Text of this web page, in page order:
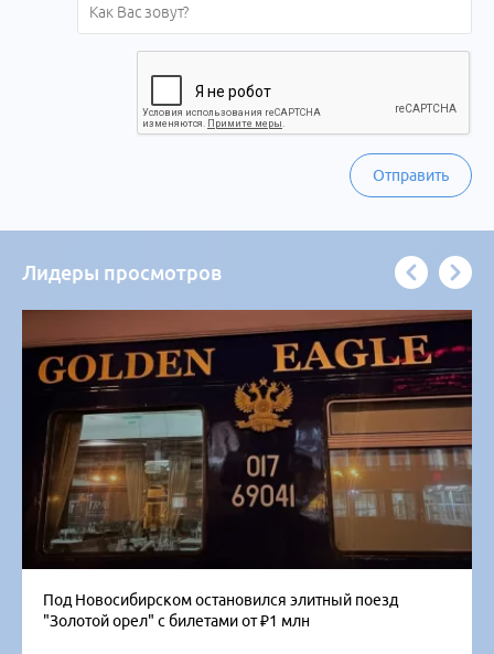
Отправить
Лидеры просмотров
Под Новосибирском остановился элитный поезд
"Золотой орел" с билетами от ₽1 млн